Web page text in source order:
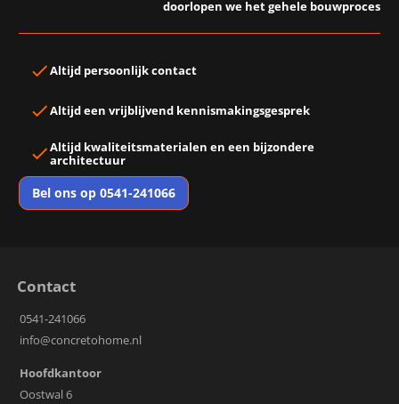
doorlopen we het gehele bouwproces
Altijd persoonlijk contact
Altijd eenvrijblijvend kennismakingsgesprek
Altijd kwaliteitsmaterialen en een bijzondere
architectuur
Bel ons op 0541-241066
Contact
0541-241066
info@concretohome.nl
Hoofdkantoor
Oostwal 6